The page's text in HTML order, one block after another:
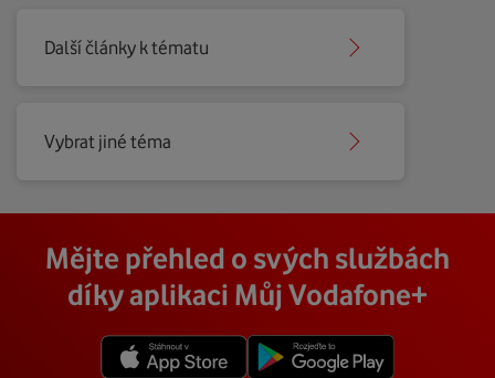
přihlásit ještě 6 měsíců po zrušení posledního čísla.
Pokud si potřebujete uchovat vystavená Vyúčtování,
Další články k tématu
Vybrat jiné téma
Mějte přehled o svých službách
díky aplikaci Můj Vodafone+